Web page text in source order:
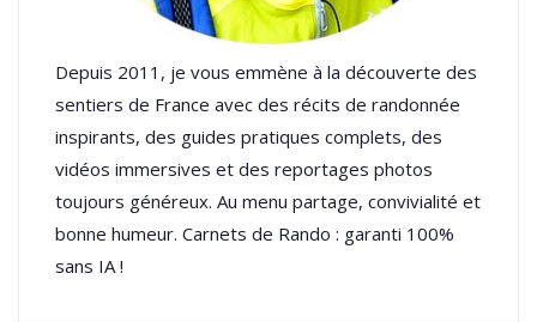
Depuis 2011, je vous emmène à la découverte des
sentiers de France avec des récits de randonnée
inspirants, des guides pratiques complets, des
vidéos immersives et des reportages photos
toujours généreux. Au menu partage, convivialité et
bonne humeur. Carnets de Rando : garanti 100%
sans IA !